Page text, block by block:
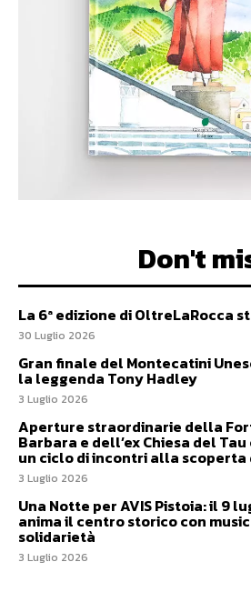
Don't
La 6ª edizione di OltreLaRocca
30 Luglio 2026
Gran finale del Montecatini
la leggenda Tony Hadley
3 Luglio 2026
Aperture straordinarie della
Barbara e dell’ex Chiesa del Tau
un ciclo di incontri alla scoperta
3 Luglio 2026
Una Notte per AVIS Pistoia: il 9
anima il centro storico con
solidarietà
3 Luglio 2026